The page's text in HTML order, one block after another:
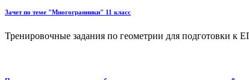
Зачет по теме "Многогранники" 11 класс
Тренировочные задания по геометрии для подготовки к